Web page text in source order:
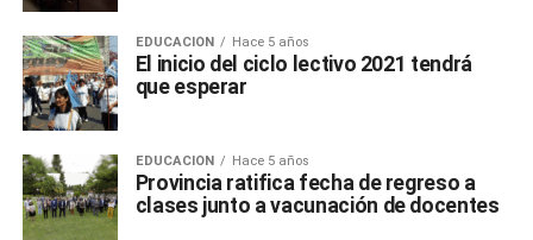
EDUCACIÓN Hace 5 años
El inicio del ciclo lectivo 2021 tendrá
que esperar
EDUCACIÓN Hace 5 años
Provincia ratifica fecha de regreso a
clases junto a vacunación de docentes